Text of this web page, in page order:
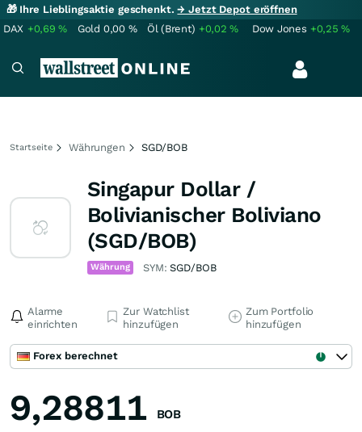
🎁 Ihre Lieblingsaktie geschenkt.→ Jetzt Depot eröffnen
DAX +0,69% Gold 0,00 % Öl (Brent) +0,02% Dow Jones +0,25%
Startseite Währungen SGD/BOB
Singapur Dollar /
Bolivianischer Boliviano
(SGD/BOB)
Währung SYM:SGD/BOB
Alarme
einrichten
Zur Watchlist
hinzufügen
Zum Portfolio
hinzufügen
Forex berechnet
9,28811 BOB